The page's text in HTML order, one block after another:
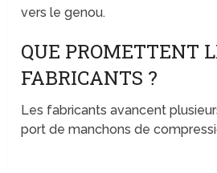
vers le genou.
QUE PROMETTENT
FABRICANTS ?
Les fabricants avancent
port de manchons de